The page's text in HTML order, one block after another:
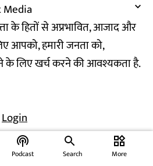
के हितों से अप्रभावित, आजाद और
आपको, हमारी जनता को,
के लिए खर्च करने की आवश्यकता है.
Login
podcasts
Podcast Search
widgets
More